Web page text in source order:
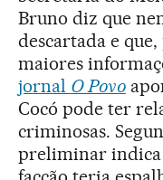
Bruno diz que
descartada e
maiores
jornal O Povo
Cocó pode ter
criminosas.
preliminar indica